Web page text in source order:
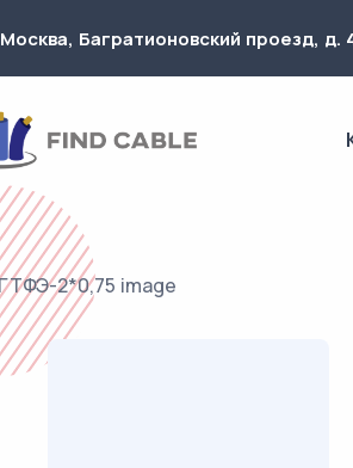
Москва, Багратионовский проезд, д.